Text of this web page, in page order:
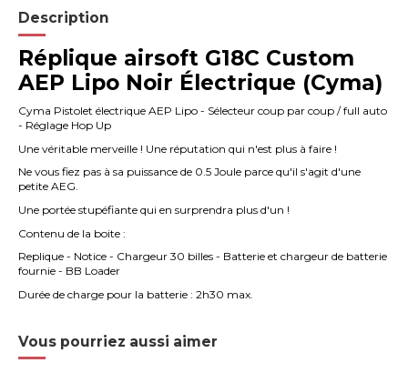
Description
Réplique airsoft G18C Custom
AEP Lipo Noir Électrique (Cyma)
Cyma Pistolet électrique AEP Lipo - Sélecteur coup par coup / full auto
- Réglage Hop Up
Une véritable merveille ! Une réputation qui n'est plus à faire !
Ne vous fiez pas à sa puissance de 0.5 Joule parce qu'il s'agit d'une
petite AEG.
Une portée stupéfiante qui en surprendra plus d'un !
Contenu de la boite :
Replique - Notice - Chargeur 30 billes - Batterie et chargeur de batterie
fournie - BB Loader
Durée de charge pour la batterie : 2h30 max.
Vous pourriez aussi aimer